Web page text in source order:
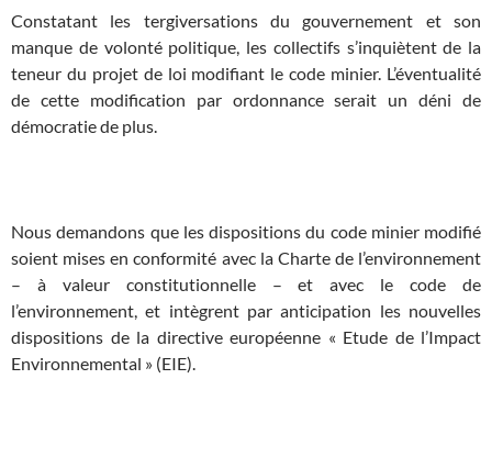
Constatant les tergiversations du gouvernement et son
manque de volonté politique, les collectifs s’inquiètent de la
teneur du projet de loi modifiant le code minier. L’éventualité
de cette modification par ordonnance serait un déni de
démocratie de plus.
Nous demandons que les dispositions du code minier modifié
soient mises en conformité avec la Charte de l’environnement
– à valeur constitutionnelle – et avec le code de
l’environnement, et intègrent par anticipation les nouvelles
dispositions de la directive européenne « Etude de l’Impact
Environnemental » (EIE).